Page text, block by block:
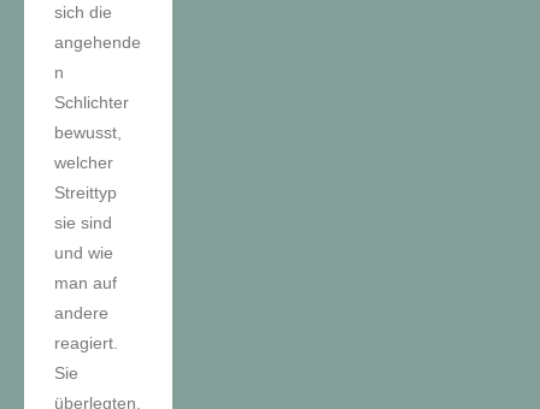
sich die
angehende
n
Schlichter
bewusst,
welcher
Streittyp
sie sind
und wie
man auf
andere
reagiert.
Sie
überlegten,